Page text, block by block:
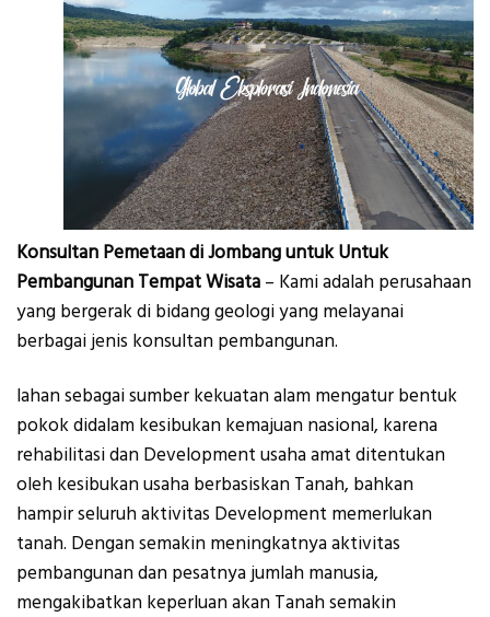
Konsultan Pemetaan di Jombang untuk Untuk
Pembangunan Tempat Wisata – Kami adalah perusahaan
yang bergerak di bidang geologi yang melayanai
berbagai jenis konsultan pembangunan.
lahan sebagai sumber kekuatan alam mengatur bentuk
pokok didalam kesibukan kemajuan nasional, karena
rehabilitasi dan Development usaha amat ditentukan
oleh kesibukan usaha berbasiskan Tanah, bahkan
hampir seluruh aktivitas Development memerlukan
tanah. Dengan semakin meningkatnya aktivitas
pembangunan dan pesatnya jumlah manusia,
mengakibatkan keperluan akan Tanah semakin